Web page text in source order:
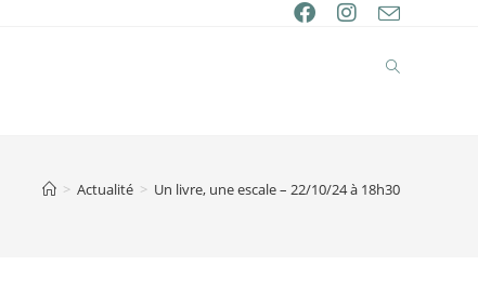
> Actualité > Un livre, une escale – 22/10/24 à 18h30